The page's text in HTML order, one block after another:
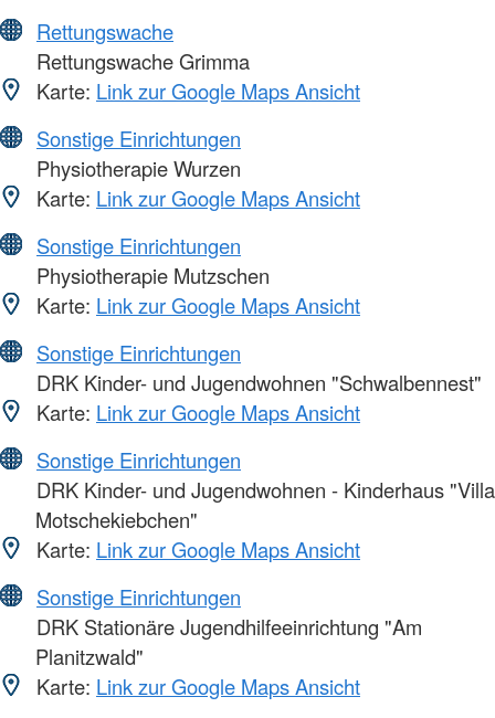
Rettungswache
Rettungswache Grimma
Karte: Link zur Google Maps Ansicht
Sonstige Einrichtungen
Physiotherapie Wurzen
Karte: Link zur Google Maps Ansicht
Sonstige Einrichtungen
Physiotherapie Mutzschen
Karte: Link zur Google Maps Ansicht
Sonstige Einrichtungen
DRK Kinder- und Jugendwohnen "Schwalbennest"
Karte: Link zur Google Maps Ansicht
Sonstige Einrichtungen
DRK Kinder- und Jugendwohnen - Kinderhaus "Villa
Motschekiebchen"
Karte: Link zur Google Maps Ansicht
Sonstige Einrichtungen
DRK Stationäre Jugendhilfeeinrichtung "Am
Planitzwald"
Karte: Link zur Google Maps Ansicht